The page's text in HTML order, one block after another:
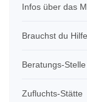
Infos über das
Brauchst du
Beratungs-Stelle
Zufluchts-Stätte